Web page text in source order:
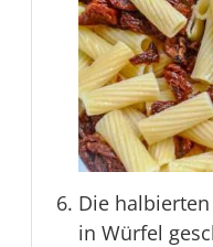
Die
in Würfel